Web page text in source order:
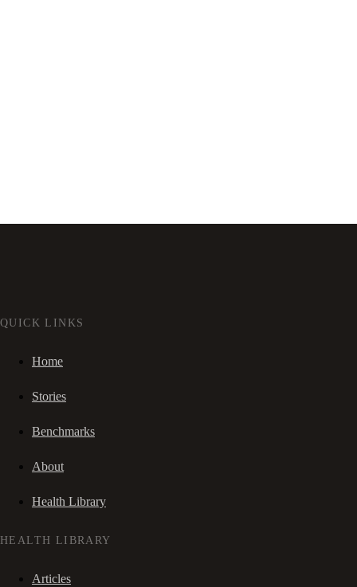
QUICK LINKS
Home
Stories
Benchmarks
About
Health Library
HEALTH LIBRARY
Articles